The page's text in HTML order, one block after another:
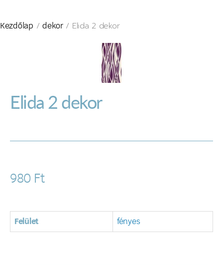
Kezdőlap /dekor/ Elida 2 dekor
Elida 2 dekor
980 Ft
Felület fényes